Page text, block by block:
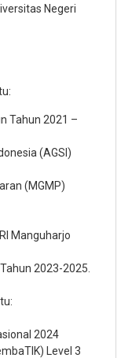
Negeri
Tahun 2021 –
(AGSI)
(MGMP)
Manguharjo
2023-2025.
2024
Level 3